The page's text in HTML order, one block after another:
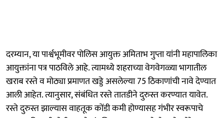
दरम्यान, या पार्श्वभूमीवर पोलिस आयुक्त अमिताभ गुप्ता यांनी महापालिका
आयुक्तांना पत्र पाठविले आहे. त्यामध्ये शहराच्या वेगवेगळ्या भागातील
खराब रस्ते व मोठ्या प्रमाणत खड्डे असलेल्या 75 ठिकाणांची नावे देण्यात
आली आहेत. त्यानुसार, संबंधित रस्ते तातडीने दुरुस्त करण्यात यावेत.
रस्ते दुरुस्त झाल्यास वाहतूक कोंडी कमी होण्यासह गंभीर स्वरूपाचे